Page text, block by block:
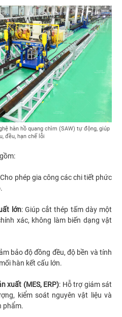
hàn hồ quang chìm (SAW) tự động, giúp
đều, hạn chế lỗi
Cho phép gia công các chi tiết phức
lớn: Giúp cắt thép tấm dày một
xác, không làm biến dạng vật
bảo độ đồng đều, độ bền và tính
hàn kết cấu lớn.
xuất (MES, ERP): Hỗ trợ giám sát
kiểm soát nguyên vật liệu và
phẩm.